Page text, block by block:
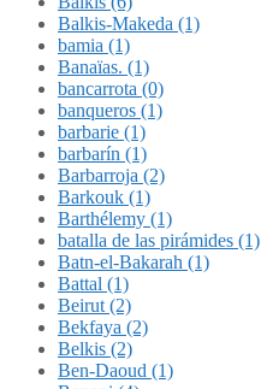
Balkis-Makeda (1)
bamia (1)
Banaïas. (1)
bancarrota (0)
banqueros (1)
barbarie (1)
barbarín (1)
Barbarroja (2)
Barkouk (1)
Barthélemy (1)
batalla de las pirámides (1)
Batn-el-Bakarah (1)
Battal (1)
Beirut (2)
Bekfaya (2)
Belkis (2)
Ben-Daoud (1)